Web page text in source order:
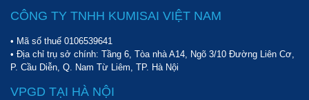
CÔNG TY TNHH KUMISAI VIỆT NAM
• Mã số thuế 0106539641
• Địa chỉ trụ sở chính: Tầng 6, Tòa nhà A14, Ngõ 3/10 Đường Liên Cơ,
P. Cầu Diễn, Q. Nam Từ Liêm, TP. Hà Nội
VPGD TẠI HÀ NỘI